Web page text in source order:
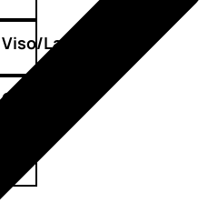
Viso/Labbra/Occhi
Corpo